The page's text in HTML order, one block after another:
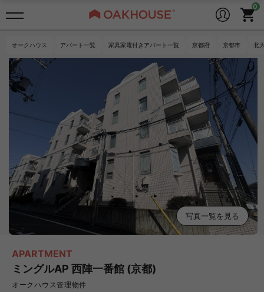
オークハウス アパート一覧 家具家電付きアパート一覧 京都府 京都市 北
写真一覧を見る
APARTMENT
ミングルAP 西陣一番館 (京都)
オークハウス管理物件